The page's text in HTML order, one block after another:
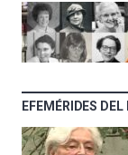
EFEMÉRIDES DEL